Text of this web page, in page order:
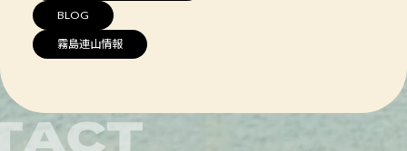
BLOG
霧島連山情報